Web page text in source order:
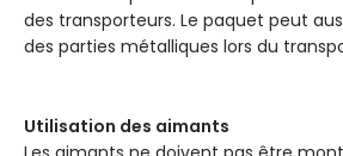
des transporteurs. Le paquet peut
des parties métalliques lors du
Utilisation des aimants